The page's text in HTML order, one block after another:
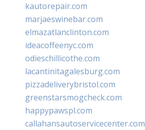
kautorepair.com
marjaeswinebar.com
elmazatlanclinton.com
ideacoffeenyc.com
odieschillicothe.com
lacantinitagalesburg.com
pizzadeliverybristol.com
greenstarsmogcheck.com
happypawspl.com
callahansautoservicecenter.com